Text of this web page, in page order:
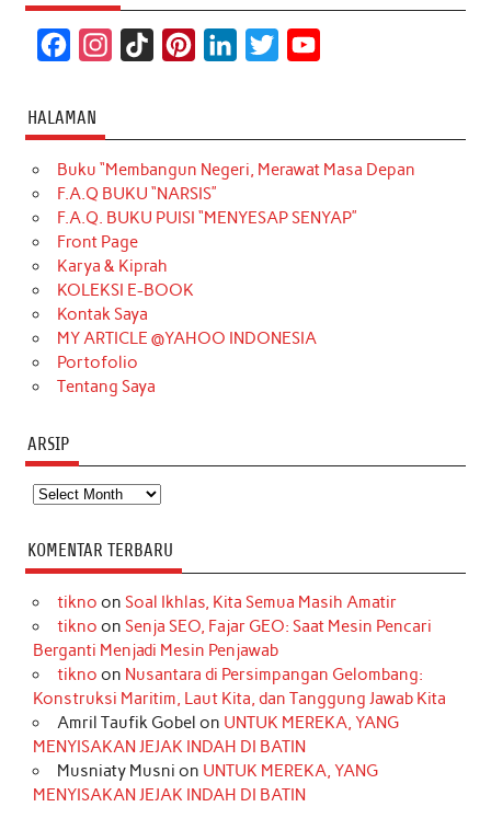
c
e
b
o
o
k
t
a
g
r
a
m
T
o
k
t
e
r
k
e
d
t
t
e
T
u
b
HALAMAN
Buku “Membangun Negeri, Merawat Masa Depan
F.A.Q BUKU “NARSIS”
F.A.Q. BUKU PUISI “MENYESAP SENYAP”
Front Page
Karya & Kiprah
KOLEKSI E-BOOK
Kontak Saya
MY ARTICLE @YAHOO INDONESIA
Portofolio
Tentang Saya
ARSIP
Arsip
KOMENTAR TERBARU
tikno on Soal Ikhlas, Kita Semua Masih Amatir
tikno on Senja SEO, Fajar GEO: Saat Mesin Pencari
Berganti Menjadi Mesin Penjawab
tikno on Nusantara di Persimpangan Gelombang:
Konstruksi Maritim, Laut Kita, dan Tanggung Jawab Kita
Amril Taufik Gobel on UNTUK MEREKA, YANG
MENYISAKAN JEJAK INDAH DI BATIN
Musniaty Musni on UNTUK MEREKA, YANG
MENYISAKAN JEJAK INDAH DI BATIN